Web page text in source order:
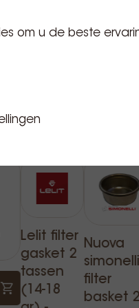
Lelit filter
gasket 2
tassen
(14-18
Nuova
simonelli
filter
basket 2
om u de beste